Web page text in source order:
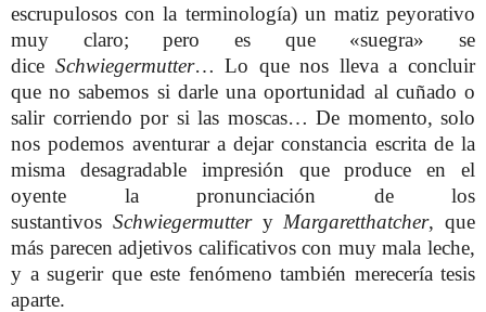
escrupulosos con la terminología) un matiz peyorativo
muy claro; pero es que «suegra» se
dice Schwiegermutter… Lo que nos lleva a concluir
que no sabemos si darle una oportunidad al cuñado o
salir corriendo por si las moscas… De momento, solo
nos podemos aventurar a dejar constancia escrita de la
misma desagradable impresión que produce en el
oyente la pronunciación de los
sustantivos Schwiegermutter y Margaretthatcher, que
más parecen adjetivos calificativos con muy mala leche,
y a sugerir que este fenómeno también merecería tesis
aparte.